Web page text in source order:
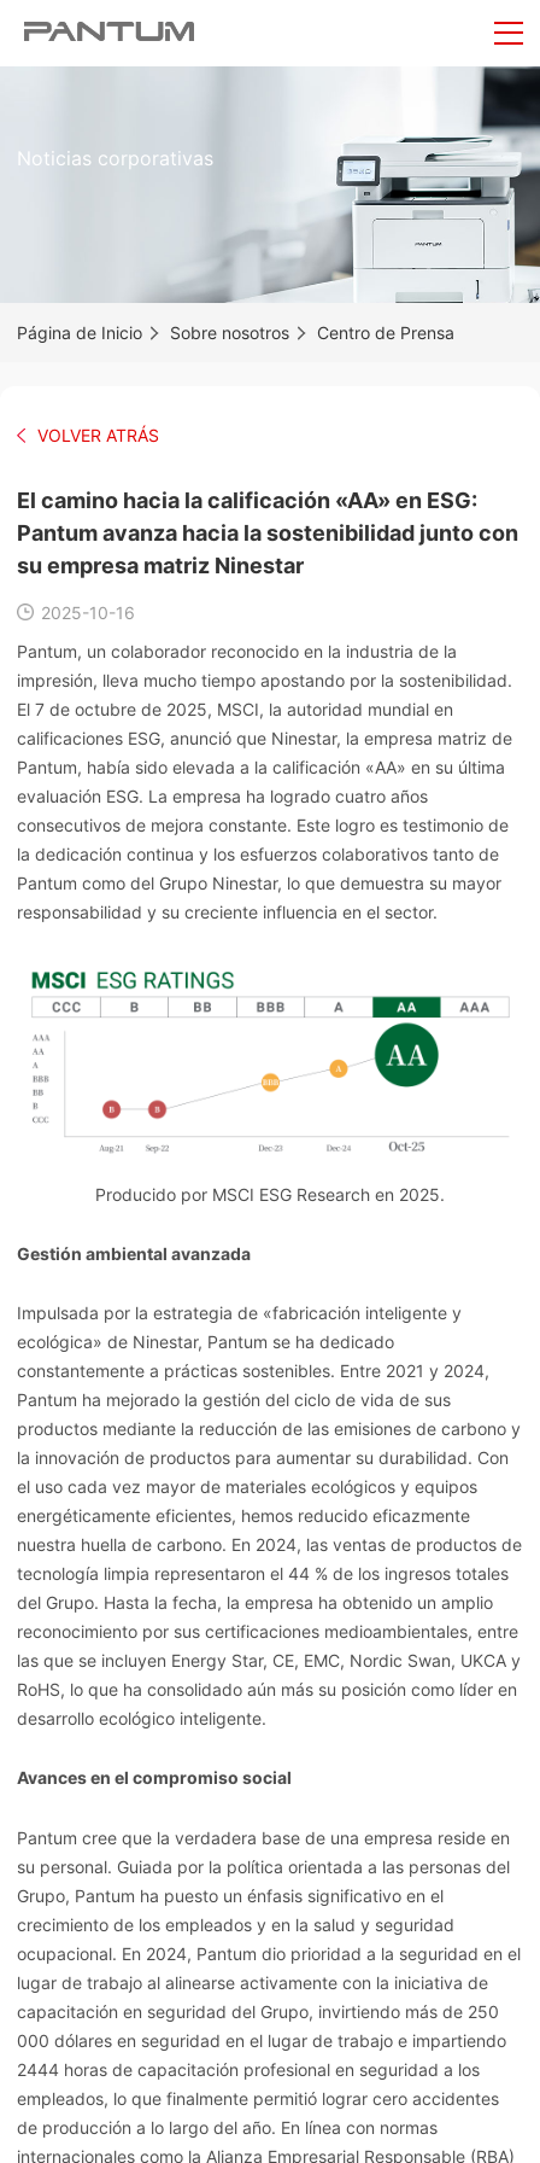
Noticias corporativas
Página de Inicio Sobre nosotros Centro de Prensa
VOLVER ATRÁS
El camino hacia la calificación «AA» en ESG:
Pantum avanza hacia la sostenibilidad junto con
su empresa matriz Ninestar
2025-10-16
Pantum, un colaborador reconocido en la industria de la
impresión, lleva mucho tiempo apostando por la sostenibilidad.
El 7 de octubre de 2025, MSCI, la autoridad mundial en
calificaciones ESG, anunció que Ninestar, la empresa matriz de
Pantum, había sido elevada a la calificación «AA» en su última
evaluación ESG. La empresa ha logrado cuatro años
consecutivos de mejora constante. Este logro es testimonio de
la dedicación continua y los esfuerzos colaborativos tanto de
Pantum como del Grupo Ninestar, lo que demuestra su mayor
responsabilidad y su creciente influencia en el sector.
Producido por MSCI ESG Research en 2025.
Gestión ambiental avanzada
Impulsada por la estrategia de «fabricación inteligente y
ecológica» de Ninestar, Pantum se ha dedicado
constantemente a prácticas sostenibles. Entre 2021 y 2024,
Pantum ha mejorado la gestión del ciclo de vida de sus
productos mediante la reducción de las emisiones de carbono y
la innovación de productos para aumentar su durabilidad. Con
el uso cada vez mayor de materiales ecológicos y equipos
energéticamente eficientes, hemos reducido eficazmente
nuestra huella de carbono. En 2024, las ventas de productos de
tecnología limpia representaron el 44 % de los ingresos totales
del Grupo. Hasta la fecha, la empresa ha obtenido un amplio
reconocimiento por sus certificaciones medioambientales, entre
las que se incluyen Energy Star, CE, EMC, Nordic Swan, UKCA y
RoHS, lo que ha consolidado aún más su posición como líder en
desarrollo ecológico inteligente.
Avances en el compromiso social
Pantum cree que la verdadera base de una empresa reside en
su personal. Guiada por la política orientada a las personas del
Grupo, Pantum ha puesto un énfasis significativo en el
crecimiento de los empleados y en la salud y seguridad
ocupacional. En 2024, Pantum dio prioridad a la seguridad en el
lugar de trabajo al alinearse activamente con la iniciativa de
capacitación en seguridad del Grupo, invirtiendo más de 250
000 dólares en seguridad en el lugar de trabajo e impartiendo
2444 horas de capacitación profesional en seguridad a los
empleados, lo que finalmente permitió lograr cero accidentes
de producción a lo largo del año. En línea con normas
internacionales como la Alianza Empresarial Responsable (RBA)